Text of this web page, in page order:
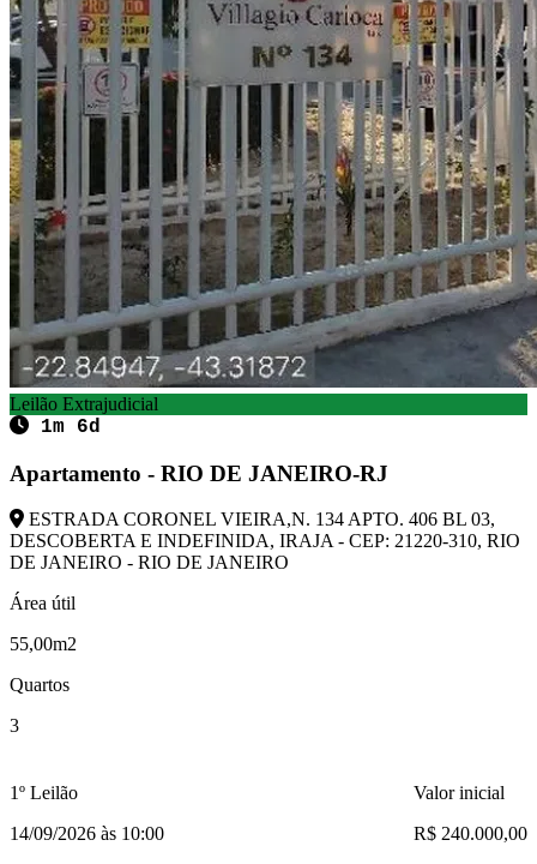
Leilão Extrajudicial
1m 6d
Apartamento - RIO DE JANEIRO-RJ
ESTRADA CORONEL VIEIRA,N. 134 APTO. 406 BL 03,
DESCOBERTA E INDEFINIDA, IRAJA - CEP: 21220-310, RIO
DE JANEIRO - RIO DE JANEIRO
Área útil
55,00m2
Quartos
3
1º Leilão
14/09/2026 às 10:00
Valor inicial
R$ 240.000,00